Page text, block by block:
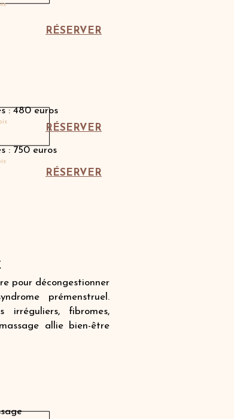
RÉSERVER
: 480 euros
: 750 euros
RÉSERVER
RÉSERVER
pour décongestionner
prémenstruel.
irréguliers, fibromes,
allie bien-être